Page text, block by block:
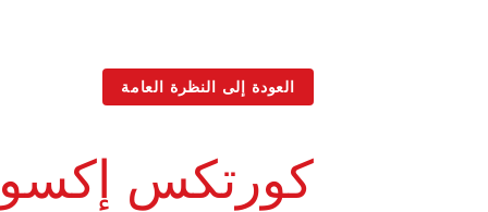
العودة إلى النظرة العامة
كورتكس